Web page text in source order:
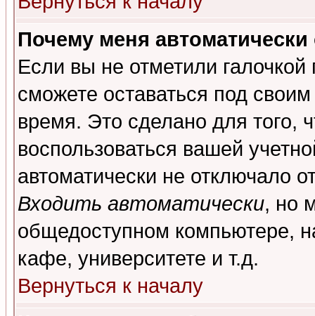
Почему меня автоматически
Если вы не отметили галочкой
сможете оставаться под
время. Это сделано для того,
воспользоваться вашей
автоматически не отключало
Входить автоматически, но
общедоступном компьютере,
кафе, университете и т.д.
Вернуться к началу